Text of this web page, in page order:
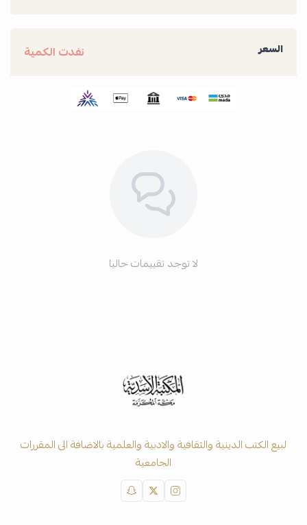
السعر نفدت الكمية
لا توجد تقييمات حاليا
لبيع الكتب الدينية والثقافية والادبية والعلمية بالاضافة الى المقررات
الجامعية